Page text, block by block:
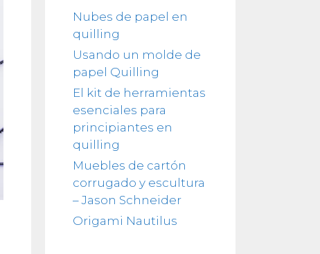
Nubes de papel en
quilling
Usando un molde de
papel Quilling
El kit de herramientas
esenciales para
principiantes en
quilling
Muebles de cartón
corrugado y escultura
– Jason Schneider
Origami Nautilus